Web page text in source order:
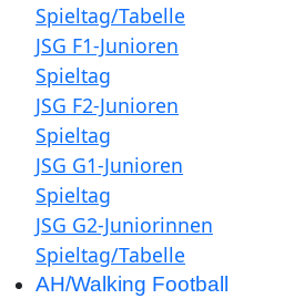
Spieltag/Tabelle
JSG F1-Junioren
Spieltag
JSG F2-Junioren
Spieltag
JSG G1-Junioren
Spieltag
JSG G2-Juniorinnen
Spieltag/Tabelle
AH/Walking Football